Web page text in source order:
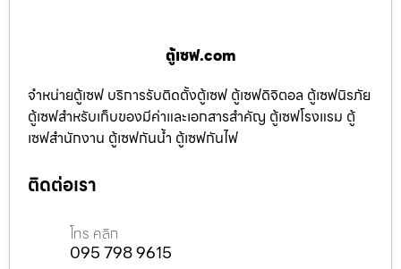
ตู้เซฟ.com
จำหน่ายตู้เซฟ บริการรับติดตั้งตู้เซฟ ตู้เซฟดิจิตอล ตู้เซฟนิรภัย
ตู้เซฟสำหรับเก็บของมีค่าและเอกสารสำคัญ ตู้เซฟโรงแรม ตู้
เซฟสำนักงาน ตู้เซฟกันน้ำ ตู้เซฟกันไฟ
ติดต่อเรา
โทร คลิก
095 798 9615